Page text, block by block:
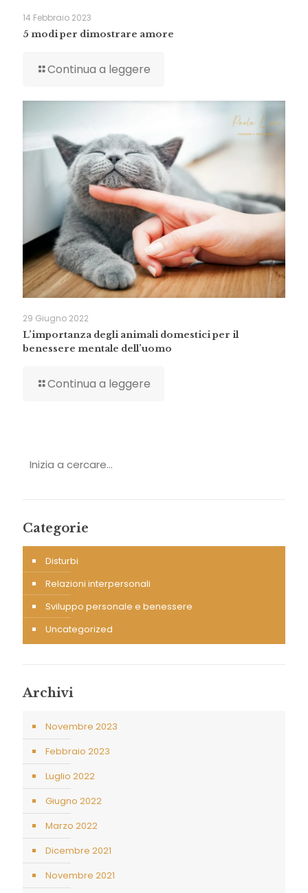
14 Febbraio 2023
5 modi per dimostrare amore
Continua a leggere
29 Giugno 2022
L’importanza degli animali domestici per il
benessere mentale dell’uomo
Continua a leggere
Categorie
Disturbi
Relazioni interpersonali
Sviluppo personale e benessere
Uncategorized
Archivi
Novembre 2023
Febbraio 2023
Luglio 2022
Giugno 2022
Marzo 2022
Dicembre 2021
Novembre 2021